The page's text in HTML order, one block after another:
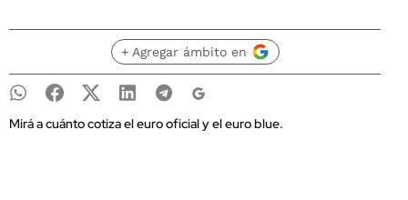
+ Agregar ámbito en
Mirá a cuánto cotiza el euro oficial y el euro blue.